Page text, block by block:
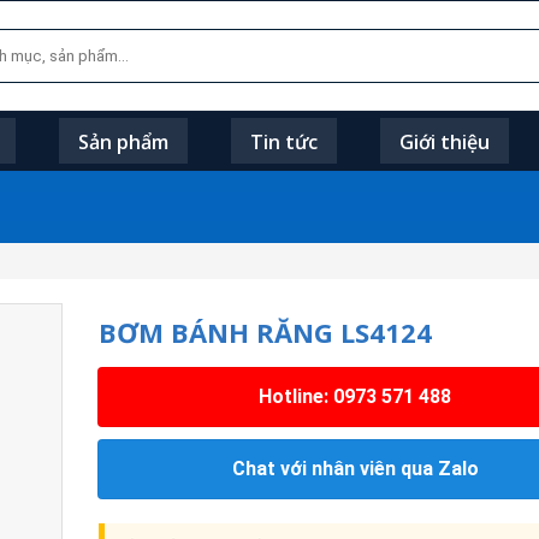
Sản phẩm Tin tức Giới thiệu
BƠM BÁNH RĂNG LS4124
Hotline: 0973 571 488
Chat với nhân viên qua Zalo